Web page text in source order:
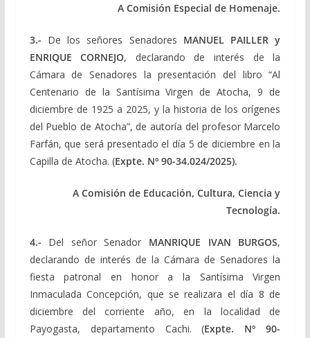
A Comisión Especial de Homenaje.
3.- De los señores Senadores MANUEL PAILLER y
ENRIQUE CORNEJO, declarando de interés de la
Cámara de Senadores la presentación del libro “Al
Centenario de la Santísima Virgen de Atocha, 9 de
diciembre de 1925 a 2025, y la historia de los orígenes
del Pueblo de Atocha”, de autoría del profesor Marcelo
Farfán, que será presentado el día 5 de diciembre en la
Capilla de Atocha. (Expte. Nº 90-34.024/2025).
A Comisión de Educación, Cultura, Ciencia y
Tecnología.
4.- Del señor Senador MANRIQUE IVAN BURGOS,
declarando de interés de la Cámara de Senadores la
fiesta patronal en honor a la Santísima Virgen
Inmaculada Concepción, que se realizara el día 8 de
diciembre del corriente año, en la localidad de
Payogasta, departamento Cachi. (Expte. Nº 90-